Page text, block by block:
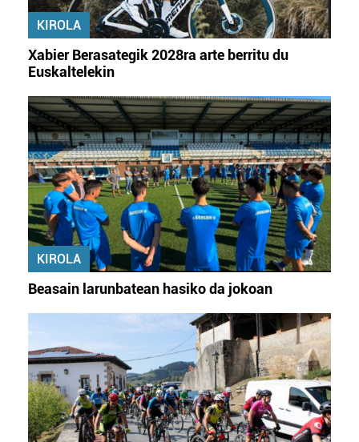
erabiltzeko baimen esplizitua ematen diguzu.Gehiago
irakurri
KIROLA
Xabier Berasategik 2028ra arte berritu du
Euskaltelekin
KIROLA
Beasain larunbatean hasiko da jokoan